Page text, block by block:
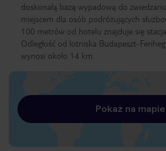
doskonałą bazą wypadową do
miejscem dla osób podróżujących
100 metrów od hotelu znajduje się
Odległość od lotniska Budapeszt-
wynosi około 14 km.
Pokaż na mapie